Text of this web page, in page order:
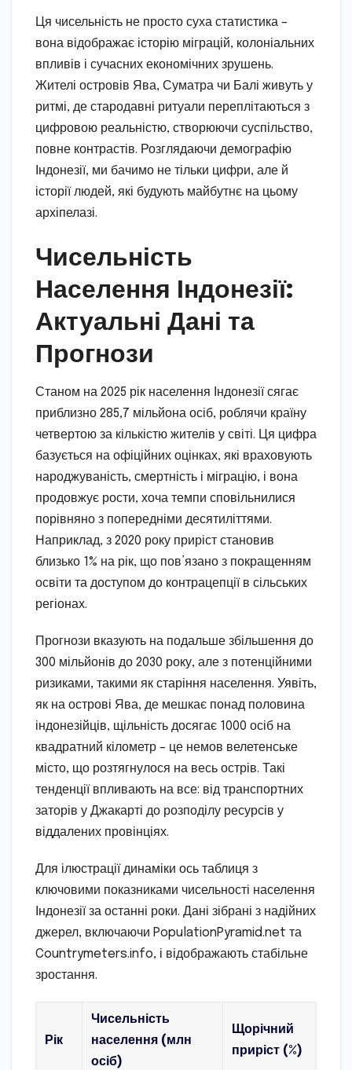
Ця чисельність не просто суха статистика –
вона відображає історію міграцій, колоніальних
впливів і сучасних економічних зрушень.
Жителі островів Ява, Суматра чи Балі живуть у
ритмі, де стародавні ритуали переплітаються з
цифровою реальністю, створюючи суспільство,
повне контрастів. Розглядаючи демографію
Індонезії, ми бачимо не тільки цифри, але й
історії людей, які будують майбутнє на цьому
архіпелазі.
Чисельність
Населення Індонезії:
Актуальні Дані та
Прогнози
Станом на 2025 рік населення Індонезії сягає
приблизно 285,7 мільйона осіб, роблячи країну
четвертою за кількістю жителів у світі. Ця цифра
базується на офіційних оцінках, які враховують
народжуваність, смертність і міграцію, і вона
продовжує рости, хоча темпи сповільнилися
порівняно з попередніми десятиліттями.
Наприклад, з 2020 року приріст становив
близько 1% на рік, що пов’язано з покращенням
освіти та доступом до контрацепції в сільських
регіонах.
Прогнози вказують на подальше збільшення до
300 мільйонів до 2030 року, але з потенційними
ризиками, такими як старіння населення. Уявіть,
як на острові Ява, де мешкає понад половина
індонезійців, щільність досягає 1000 осіб на
квадратний кілометр – це немов велетенське
місто, що розтягнулося на весь острів. Такі
тенденції впливають на все: від транспортних
заторів у Джакарті до розподілу ресурсів у
віддалених провінціях.
Для ілюстрації динаміки ось таблиця з
ключовими показниками чисельності населення
Індонезії за останні роки. Дані зібрані з надійних
джерел, включаючи PopulationPyramid.net та
Countrymeters.info, і відображають стабільне
зростання.
Рік
Чисельність
населення (млн
осіб)
Щорічний
приріст (%)